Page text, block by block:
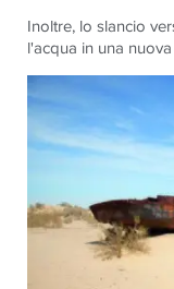
Inoltre, lo slancio
l'acqua in una